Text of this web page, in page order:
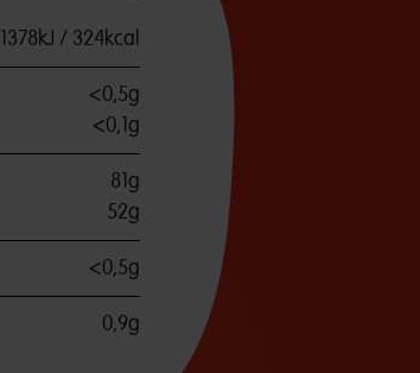
1378kJ / 324kcal
<0,5g
<0,1g
81g
52g
<0,5g
0,9g